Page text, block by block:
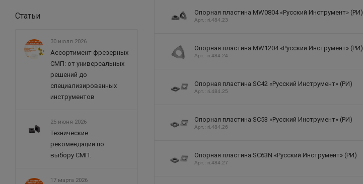
Опорная пластина MW0804 «Русский Инструмент» (РИ)
Арт.: ri.484.23
Опорная пластина MW1204 «Русский Инструмент» (РИ)
Арт.: ri.484.24
Опорная пластина SC42 «Русский Инструмент» (РИ)
Арт.: ri.484.25
Опорная пластина SC53 «Русский Инструмент» (РИ)
Арт.: ri.484.26
Опорная пластина SC63N «Русский Инструмент» (РИ)
Арт.: ri.484.27
Статьи
30 июля 2026
Ассортимент фрезерных
СМП: от универсальных
решений до
специализированных
инструментов
25 июня 2026
Технические
рекомендации по
выбору СМП.
17 марта 2026